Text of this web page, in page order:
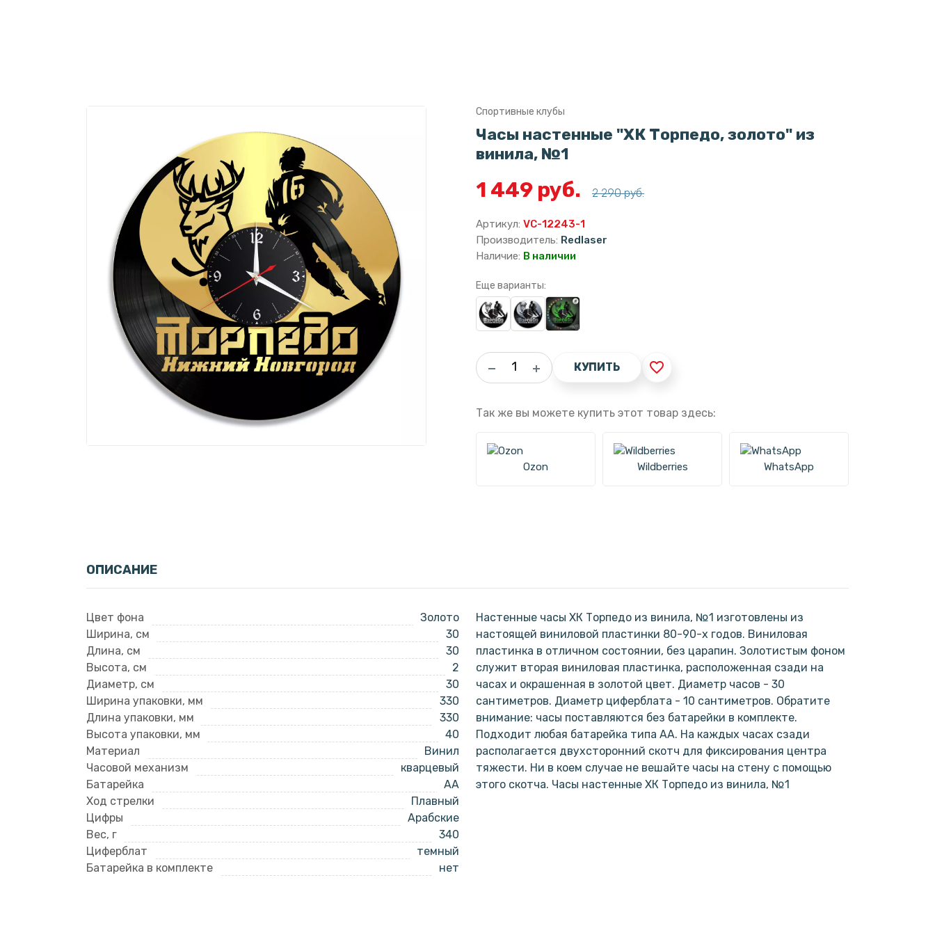
Спортивные клубы
Часы настенные "ХК Торпедо, золото" из
винила, №1
1 449 руб. 2 290 руб.
Артикул: VC-12243-1
Производитель: Redlaser
Наличие: В наличии
Еще варианты:
КУПИТЬ favorite_border
Так же вы можете купить этот товар здесь:
Ozon Wildberries WhatsApp
ОПИСАНИЕ
Цвет фона
Золото
Ширина, см
30
Длина, см
30
Высота, см
2
Диаметр, см
30
Ширина упаковки, мм
330
Длина упаковки, мм
330
Высота упаковки, мм
40
Материал
Винил
Часовой механизм
кварцевый
Батарейка
AA
Ход стрелки
Плавный
Цифры
Арабские
Вес, г
340
Циферблат
темный
Батарейка в комплекте
нет
Настенные часы ХК Торпедо из винила, №1 изготовлены из
настоящей виниловой пластинки 80-90-х годов. Виниловая
пластинка в отличном состоянии, без царапин. Золотистым фоном
служит вторая виниловая пластинка, расположенная сзади на
часах и окрашенная в золотой цвет. Диаметр часов - 30
сантиметров. Диаметр циферблата - 10 сантиметров. Обратите
внимание: часы поставляются без батарейки в комплекте.
Подходит любая батарейка типа АА. На каждых часах сзади
располагается двухсторонний скотч для фиксирования центра
тяжести. Ни в коем случае не вешайте часы на стену с помощью
этого скотча. Часы настенные ХК Торпедо из винила, №1